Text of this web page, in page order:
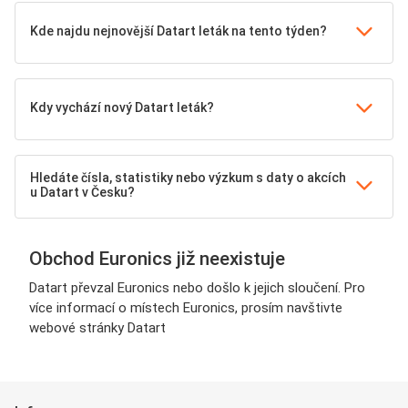
Kde najdu nejnovější Datart leták na tento týden?
Kdy vychází nový Datart leták?
Hledáte čísla, statistiky nebo výzkum s daty o akcích
u Datart v Česku?
Obchod Euronics již neexistuje
Datart převzal Euronics nebo došlo k jejich sloučení. Pro
více informací o místech Euronics, prosím navštivte
webové stránky Datart